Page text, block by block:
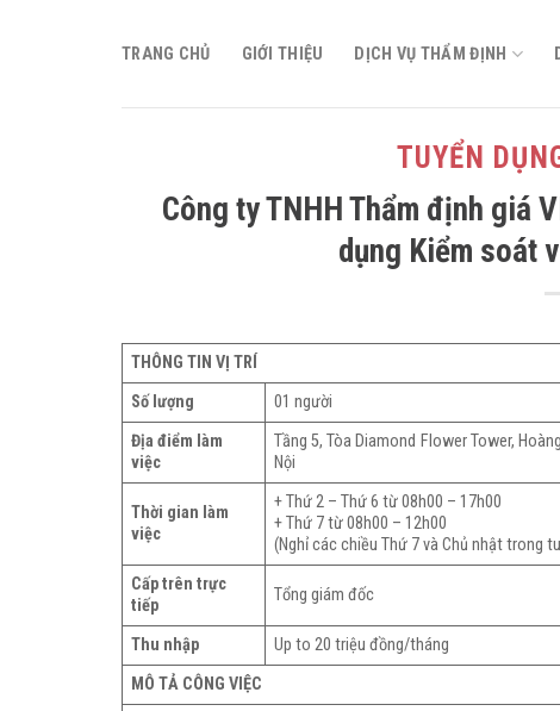
TRANG CHỦ GIỚI THIỆU DỊCH VỤ THẨM ĐỊNH
TUYỂN
Công ty TNHH Thẩm định giá
dụng Kiểm soát
THÔNG TIN VỊ TRÍ
Số lượng
01 người
Địa điểm làm
việc
Tầng 5, Tòa Diamond Flower Tower,
Nội
Thời gian làm
việc
+ Thứ 2 – Thứ 6 từ 08h00 – 17h00
+ Thứ 7 từ 08h00 – 12h00
(Nghỉ các chiều Thứ 7 và Chủ nhật trong
Cấp trên trực
tiếp
Tổng giám đốc
Thu nhập
Up to 20 triệu đồng/tháng
MÔ TẢ CÔNG VIỆC